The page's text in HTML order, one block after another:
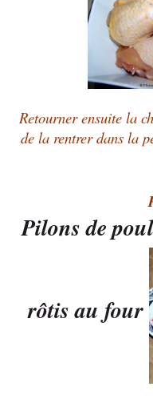
Retourner ensuite la
de la rentrer dans la
Pilons de
rôtis au four